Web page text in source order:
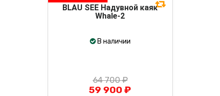
BLAU SEE Надувной каяк
Whale-2
В наличии
64 700 ₽
59 900 ₽